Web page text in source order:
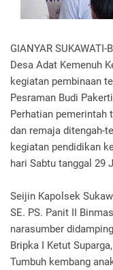
GIANYAR
Desa Adat Kemenuh
kegiatan pembinaan
Pesraman Budi
Perhatian pemerintah
dan remaja ditengah-
kegiatan pendidikan
hari Sabtu tanggal 29
Seijin Kapolsek
SE. PS. Panit II
narasumber
Bripka I Ketut
Tumbuh kembang